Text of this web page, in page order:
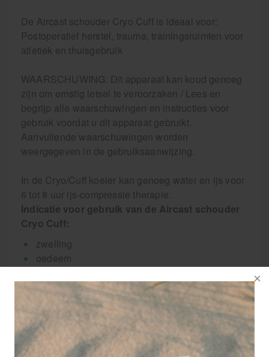
De Aircast schouder Cryo Cuff is ideaal voor:
Postoperatief herstel, trauma, trainingsruimten voor
atletiek en thuisgebruik
WAARSCHUWING: Dit apparaat kan koud genoeg
zijn om ernstig letsel te veroorzaken / Lees en
begrijp alle waarschuwingen en instructies voor
gebruik voordat u dit apparaat gebruikt.
Aanvullende waarschuwingen worden
weergegeven in de gebruiksaanwijzing.
In de Cryo/Cuff koeler kan genoeg water en ijs voor
6 tot 8 uur ijs-compressie therapie.
Indicatie voor gebruik van de Aircast schouder
Cryo Cuff:
zwelling
oedeem
hemartrose (bloeding in het gewricht)
Specificaties Aircast schouder Cryo Cuff:
Anatomisch manchetontwerp voor volledige